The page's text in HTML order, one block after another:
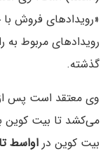
«رویدادهای فروش با
گذشته.
می‌کشد تا بیت کوین
بیت کوین در اواسط